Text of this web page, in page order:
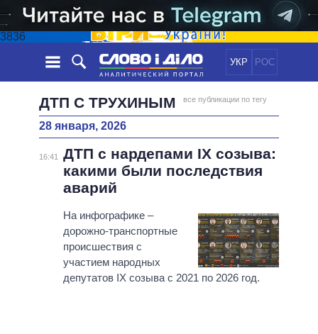
3836
УКР РОС
НОВОСТИ
ЛЕНТА
СОБЫТИЯ
СТАТЬИ
МНЕНИЯ
ОБЗОРЫ
ДАЙДЖЕСТЫ
ЭКОНОМИКА
ОБЩЕСТВО
ОБЕЩАНИЯ
ПОЛИТИКИ
ВСЕ ПОЛИТИКИ
ПРЕЗИДЕНТ И ОФИС
ВЕРХОВНАЯ РАДА
ГЛАВЫ ОБЛАДМИНИСТРАЦИЙ
ИНФОГРАФИКА
ПОДДЕРЖАТЬ
ДТП С ТРУХИНЫМ все публикации по тегу
28 января, 2026
16:41
ДТП с нардепами IX созыва:
какими были последствия
аварий
На инфографике –
дорожно-транспортные
происшествия с
участием народных
депутатов IX созыва с 2021 по 2026 год.